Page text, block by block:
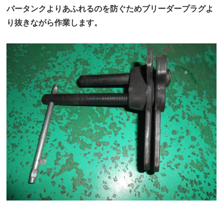
バータンクよりあふれるのを防ぐためブリーダープラグよ
り抜きながら作業します。